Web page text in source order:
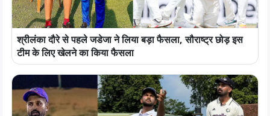
श्रीलंका दौरे से पहले जडेजा ने लिया बड़ा फैसला, सौराष्ट्र छोड़ इस
टीम के लिए खेलने का किया फैसला